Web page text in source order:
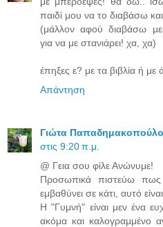
παιδί μου να το διαβάσω
(μάλλον αφού διαβάσω
για να με στανιάρει! χα, χα)
έπηξες ε? με τα βιβλία ή
Απάντηση
Γιώτα
στις 9:20 π.μ.
@ Γεια σου φίλε Ανώνυμε!
Προσωπικά πιστεύω
εμβαθύνει σε κάτι, αυτό
Η "Γυμνή" είναι μεν ένα
ακόμα και